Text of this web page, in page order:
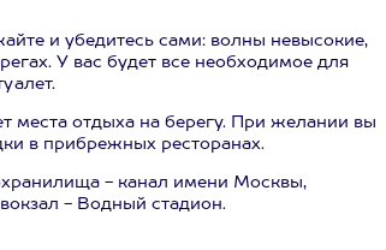
и убедитесь сами: волны невысокие,
У вас будет все необходимое для
места отдыха на берегу. При желании вы
в прибрежных ресторанах.
- канал имени Москвы,
- Водный стадион.